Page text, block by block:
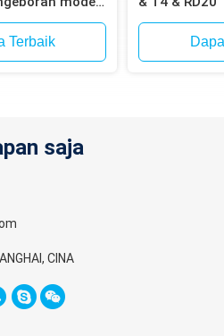
Terbaik
saja
CINA